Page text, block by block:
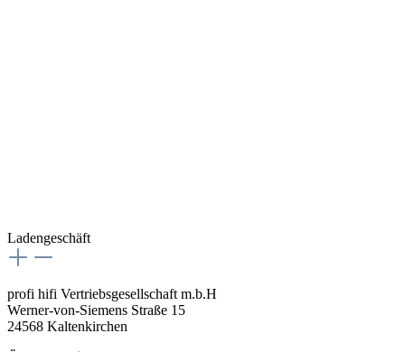
Ladengeschäft
profi hifi Vertriebsgesellschaft m.b.H
Werner-von-Siemens Straße 15
24568 Kaltenkirchen